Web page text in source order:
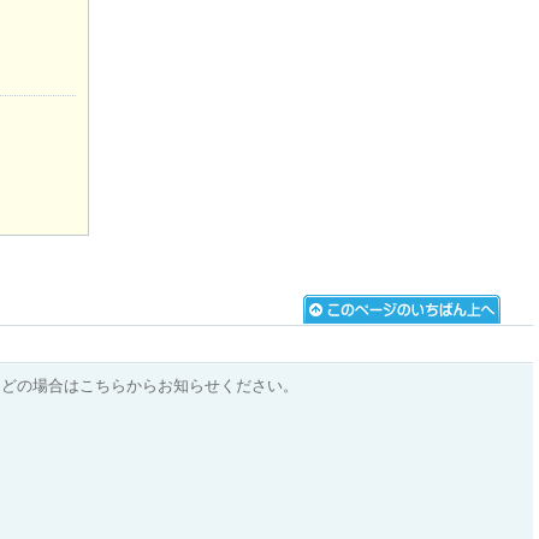
の場合はこちらからお知らせください。